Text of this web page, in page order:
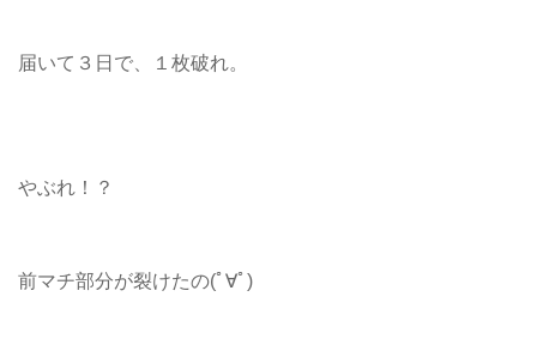
届いて３日で、１枚破れ。
やぶれ！？
前マチ部分が裂けたの(ﾟ∀ﾟ)